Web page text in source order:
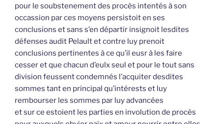
pour le soubstenement des procès intentés à son
occassion par ces moyens persistoit en ses
conclusions et sans s’en départir insignoit lesdites
défenses audit Pelault et contre luy prenoit
conclusions pertinentes à ce qu’il eusr à les faire
cesser et que chacun d’eulx seul et pour le tout sans
division feussent condemnés l’acquiter desdites
sommes tant en principal qu’intérests et luy
rembourser les sommes par luy advancées
et sur ce estoient les parties en involution de procès